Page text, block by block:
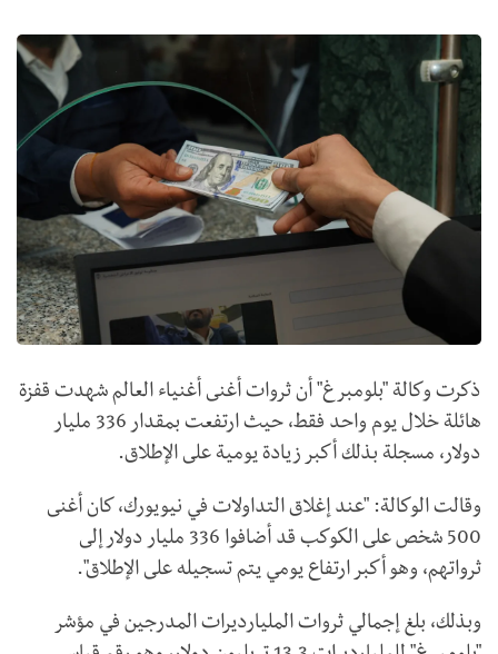
ذكرت وكالة "بلومبرغ" أن ثروات أغنى أغنياء العالم شهدت قفزة
هائلة خلال يوم واحد فقط، حيث ارتفعت بمقدار 336 مليار
دولار، مسجلة بذلك أكبر زيادة يومية على الإطلاق.
وقالت الوكالة: "عند إغلاق التداولات في نيويورك، كان أغنى
500 شخص على الكوكب قد أضافوا 336 مليار دولار إلى
ثرواتهم، وهو أكبر ارتفاع يومي يتم تسجيله على الإطلاق".
وبذلك، بلغ إجمالي ثروات المليارديرات المدرجين في مؤشر